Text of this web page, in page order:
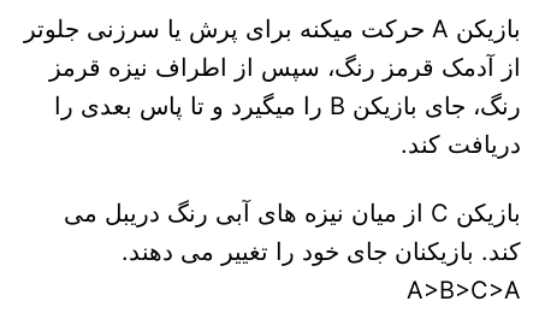
بازیکن A حرکت میکنه برای پرش یا سرزنی جلوتر
از آدمک قرمز رنگ، سپس از اطراف نیزه قرمز
رنگ، جای بازیکن B را میگیرد و تا پاس بعدی را
دریافت کند.
بازیکن C از میان نیزه های آبی رنگ دریبل می
کند. بازیکنان جای خود را تغییر می دهند.
A>B>C>A